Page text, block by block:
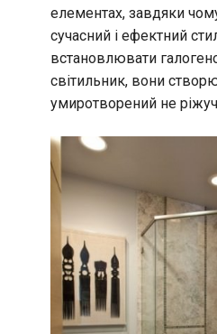
елементах, завдяки
сучасний і ефектний
встановлювати
світильник, вони
умиротворений не